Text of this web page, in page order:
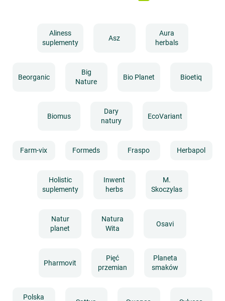
Aliness
suplementy
Asz
Aura
herbals
Beorganic
Big
Nature
Bio Planet Bioetiq
Biomus
Dary
natury
EcoVariant
Farm-vix Formeds Fraspo Herbapol
Holistic
suplementy
Inwent
herbs
M.
Skoczylas
Natur
planet
Natura
Wita
Osavi
Pharmovit
Pięć
przemian
Planeta
smaków
Polska